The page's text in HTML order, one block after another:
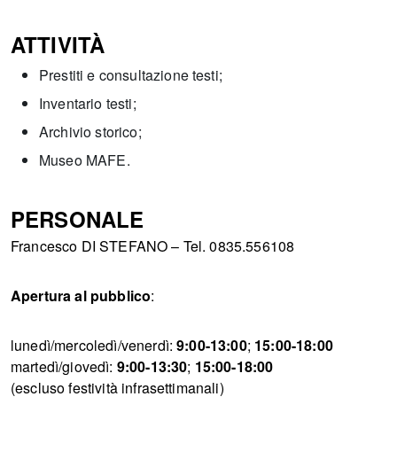
ATTIVITÀ
Prestiti e consultazione testi;
Inventario testi;
Archivio storico;
Museo MAFE.
PERSONALE
Francesco DI STEFANO – Tel. 0835.556108
Apertura al pubblico:
lunedì/mercoledì/venerdì:9:00-13:00; 15:00-18:00
martedì/giovedì: 9:00-13:30; 15:00-18:00
(escluso festività infrasettimanali)